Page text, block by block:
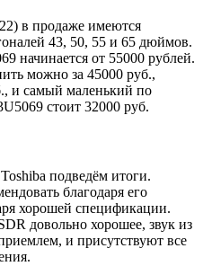
в продаже имеются
43, 50, 55 и 65 дюймов.
начинается от 55000 рублей.
можно за 45000 руб.,
и самый маленький по
стоит 32000 руб.
подведём итоги.
благодаря его
хорошей спецификации.
довольно хорошее, звук из
и присутствуют все